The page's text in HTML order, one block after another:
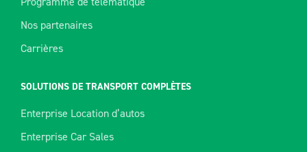
Nos partenaires
Carrières
SOLUTIONS DE TRANSPORT COMPLÈTES
Enterprise Location d’autos
Enterprise Car Sales